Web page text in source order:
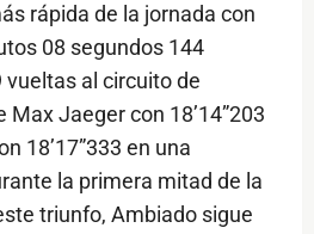
rápida de la jornada con
08 segundos 144
al circuito de
Jaeger con 18’14”203
18’17”333 en una
la primera mitad de la
triunfo, Ambiado sigue